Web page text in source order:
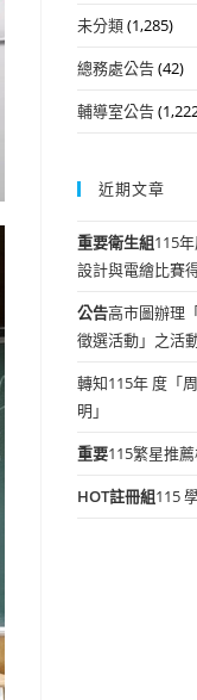
未分類(1,285)
總務處公告(42)
輔導室公告
近期文章
重要衛生組115
設計與電繪比賽
公告高市圖辦理
徵選活動」之活
轉知115年 度「
明」
重要115繁星推
HOT註冊組115